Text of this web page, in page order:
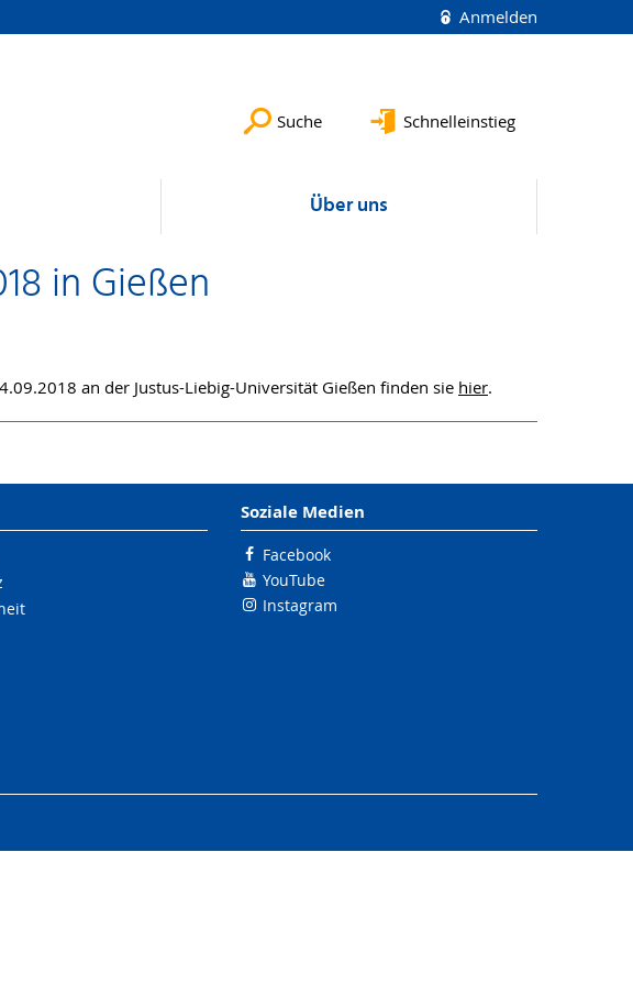
Anmelden
Suche Schnelleinstieg
Über uns
in Gießen
an der Justus-Liebig-Universität Gießen finden sie hier.
Soziale Medien
Facebook
YouTube
Instagram